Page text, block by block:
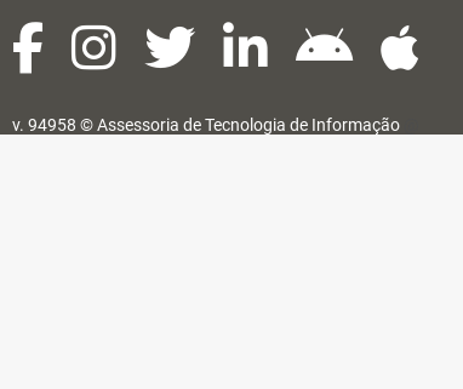
v. 94958 ©Assessoria de Tecnologia de Informação